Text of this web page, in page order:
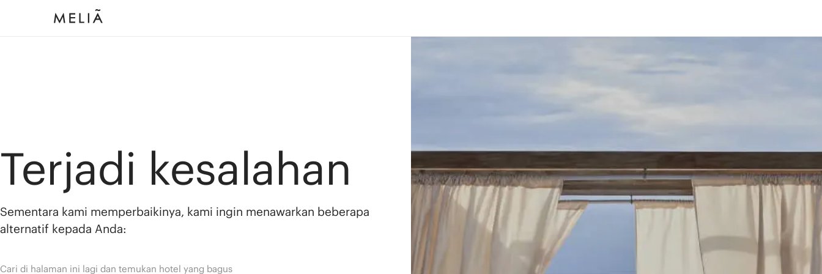
Terjadi kesalahan
Sementara kami memperbaikinya, kami ingin menawarkan beberapa
alternatif kepada Anda:
Cari di halaman ini lagi dan temukan hotel yang bagus